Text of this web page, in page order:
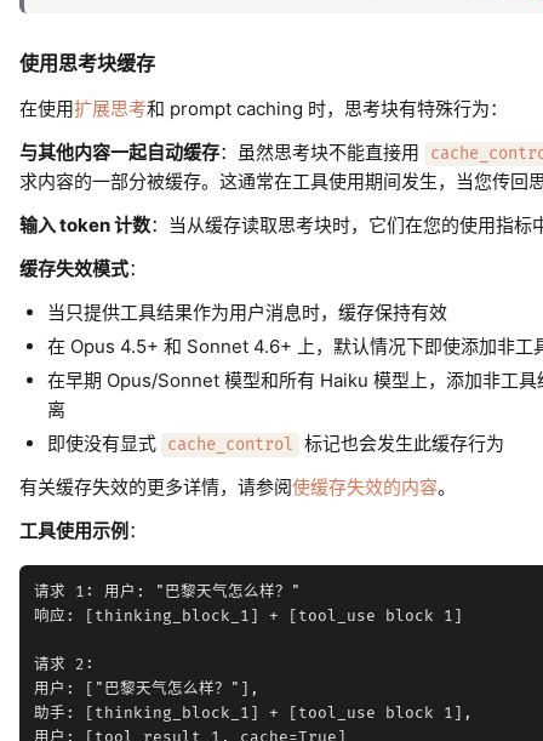
使用思考块缓存
在使用扩展思考和 prompt caching 时，思考块有特殊行为：
与其他内容一起自动缓存：虽然思考块不能直接用
求内容的一部分被缓存。这通常在工具使用期间发生，当您传回
输入 token 计数：当从缓存读取思考块时，它们在您的使用指
缓存失效模式：
当只提供工具结果作为用户消息时，缓存保持有效
在 Opus 4.5+ 和 Sonnet 4.6+ 上，默认情况下即使添加非工
在早期 Opus/Sonnet 模型和所有 Haiku 模型上，添加非工
离
即使没有显式
cache_control
标记也会发生此缓存行为
有关缓存失效的更多详情，请参阅使缓存失效的内容。
工具使用示例 ：
请求 1: 用户: "巴黎天气怎么样？"
响应: [thinking_block_1] + [tool_use block 1]
请求 2:
用户: ["巴黎天气怎么样？"],
助手: [thinking_block_1] + [tool_use block 1],